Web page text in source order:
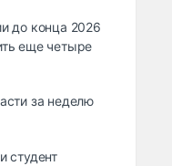
до конца 2026
еще четыре
за неделю
студент